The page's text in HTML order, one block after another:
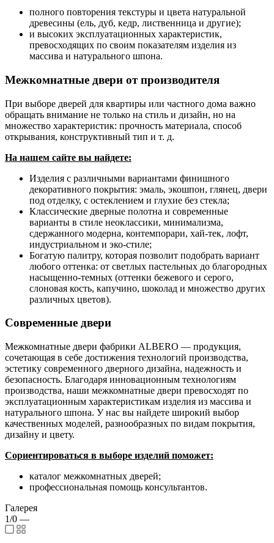
полного повторения текстуры и цвета натуральной
древесины (ель, дуб, кедр, лиственница и другие);
и высоких эксплуатационных характеристик,
превосходящих по своим показателям изделия из
массива и натурального шпона.
Межкомнатные двери от производителя
При выборе дверей для квартиры или частного дома важно
обращать внимание не только на стиль и дизайн, но на
множество характеристик: прочность материала, способ
открывания, конструктивный тип и т. д.
На нашем сайте вы найдете:
Изделия с различными вариантами финишного
декоративного покрытия: эмаль, экошпон, глянец, двери
под отделку, с остеклением и глухие без стекла;
Классические дверные полотна и современные
варианты в стиле неоклассики, минимализма,
сдержанного модерна, контемпорари, хай-тек, лофт,
индустриальном и эко-стиле;
Богатую палитру, которая позволит подобрать вариант
любого оттенка: от светлых пастельных до благородных
насыщенно-темных (оттенки бежевого и серого,
слоновая кость, капучино, шоколад и множество других
различных цветов).
Современные двери
Межкомнатные двери фабрики ALBERO — продукция,
сочетающая в себе достижения технологий производства,
эстетику современного дверного дизайна, надежность и
безопасность. Благодаря инновационным технологиям
производства, наши межкомнатные двери превосходят по
эксплуатационным характеристикам изделия из массива и
натурального шпона. У нас вы найдете широкий выбор
качественных моделей, разнообразных по видам покрытия,
дизайну и цвету.
Сориентироваться в выборе изделий поможет:
каталог межкомнатных дверей;
профессиональная помощь консультантов.
Галерея
1/0 —